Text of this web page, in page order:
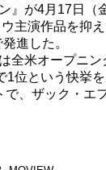
』が4月17日（
主演作品を抑
進した。
全米オープニ
1位という快挙
、ザック・エ